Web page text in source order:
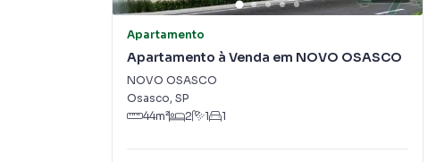
Apartamento
Apartamento à Venda em NOVO OSASCO
NOVO OSASCO
Osasco, SP
44m² 2 1 1